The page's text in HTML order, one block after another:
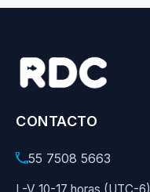
CONTACTO
55 7508 5663